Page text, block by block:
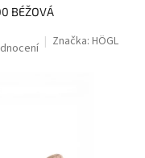
BÉŽOVÁ
Značka: HÖGL